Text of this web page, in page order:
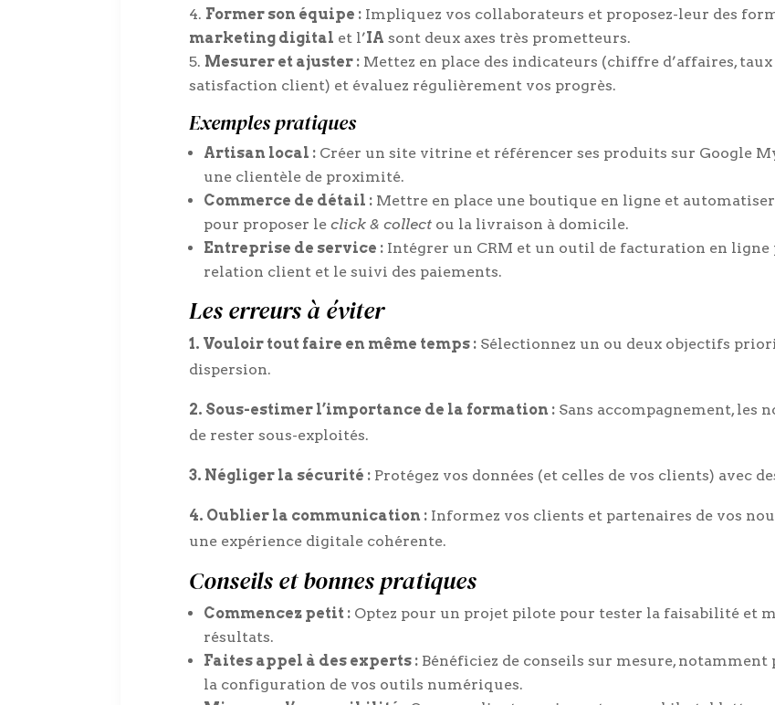
Former son équipe : Impliquez vos collaborateurs et proposez-leur des
marketing digital et l’IA sont deux axes très prometteurs.
Mesurer et ajuster : Mettez en place des indicateurs (chiffre d’affaires,
satisfaction client) et évaluez régulièrement vos progrès.
Exemples pratiques
Artisan local : Créer un site vitrine et référencer ses produits sur Google
une clientèle de proximité.
Commerce de détail : Mettre en place une boutique en ligne et
pour proposer leclick & collect ou la livraison à domicile.
Entreprise de service : Intégrer un CRM et un outil de facturation en
relation client et le suivi des paiements.
Les erreurs à éviter
1. Vouloir tout faire en même temps : Sélectionnez un ou deux objectifs
dispersion.
2. Sous-estimer l’importance de la formation : Sans accompagnement, les
de rester sous-exploités.
3. Négliger la sécurité : Protégez vos données (et celles de vos clients) avec
4. Oublier la communication : Informez vos clients et partenaires de vos
une expérience digitale cohérente.
Conseils et bonnes pratiques
Commencez petit : Optez pour un projet pilote pour tester la faisabilité et
résultats.
Faites appel à des experts : Bénéficiez de conseils sur mesure,
la configuration de vos outils numériques.